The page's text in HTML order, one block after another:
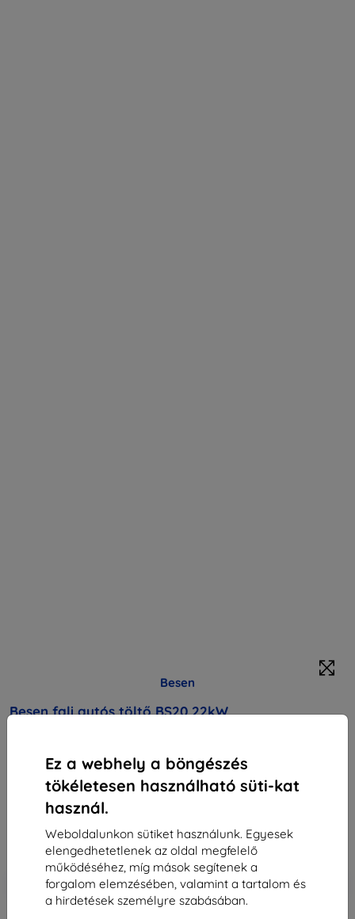
Ez a webhely a böngészés
tökéletesen használható süti-kat
használ.
Weboldalunkon sütiket használunk. Egyesek
elengedhetetlenek az oldal megfelelő
működéséhez, míg mások segítenek a
forgalom elemzésében, valamint a tartalom és
a hirdetések személyre szabásában.
Besen
Besen fali autós töltő BS20 22kW
Leírás és specifikáció
148 990 Ft
141 540 Ft
Ár ÁFA nelkül 111 449 Ft
-5% Kedvezmény kuponnalSMART5 Kosárba